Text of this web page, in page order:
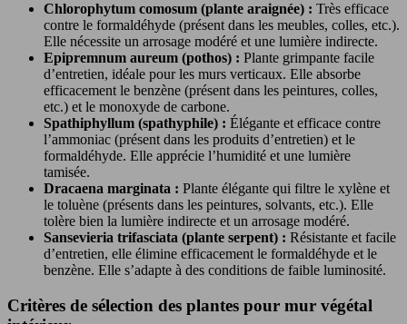
Chlorophytum comosum (plante araignée) : Très efficace
contre le formaldéhyde (présent dans les meubles, colles, etc.).
Elle nécessite un arrosage modéré et une lumière indirecte.
Epipremnum aureum (pothos) : Plante grimpante facile
d’entretien, idéale pour les murs verticaux. Elle absorbe
efficacement le benzène (présent dans les peintures, colles,
etc.) et le monoxyde de carbone.
Spathiphyllum (spathyphile) : Élégante et efficace contre
l’ammoniac (présent dans les produits d’entretien) et le
formaldéhyde. Elle apprécie l’humidité et une lumière
tamisée.
Dracaena marginata : Plante élégante qui filtre le xylène et
le toluène (présents dans les peintures, solvants, etc.). Elle
tolère bien la lumière indirecte et un arrosage modéré.
Sansevieria trifasciata (plante serpent) : Résistante et facile
d’entretien, elle élimine efficacement le formaldéhyde et le
benzène. Elle s’adapte à des conditions de faible luminosité.
Critères de sélection des plantes pour mur végétal